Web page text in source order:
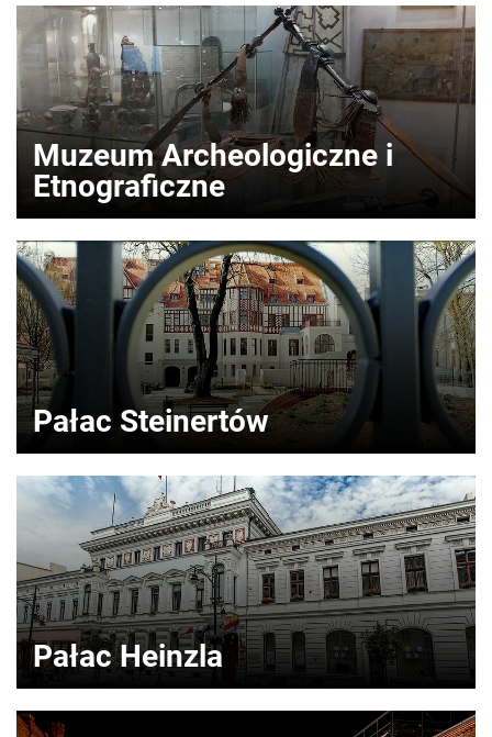
Muzeum Archeologiczne i
Etnograficzne
Pałac Steinertów
Pałac Heinzla